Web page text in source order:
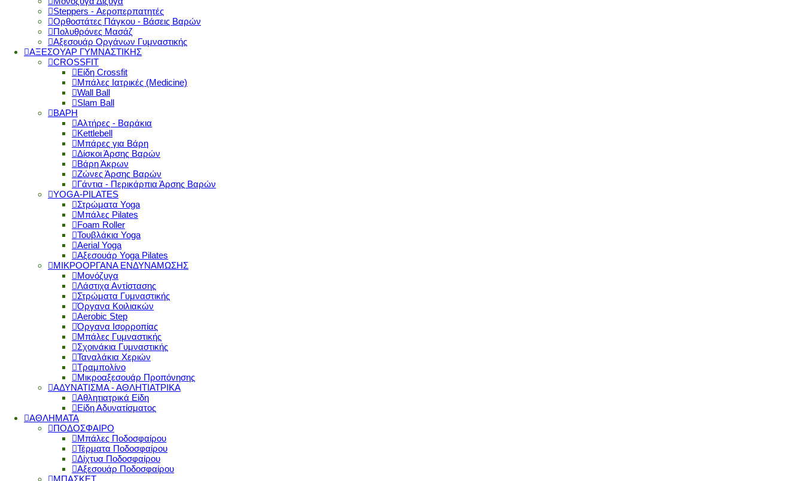
Steppers - Αεροπερπατητές
Ορθοστάτες Πάγκου - Βάσεις Βαρών
Πολυθρόνες Μασάζ
Αξεσουάρ Οργάνων Γυμναστικής
ΑΞΕΣΟΥΑΡ ΓΥΜΝΑΣΤΙΚΗΣ
CROSSFIT
Είδη Crossfit
Μπάλες Ιατρικές (Medicine)
Wall Ball
Slam Ball
ΒΑΡΗ
Αλτήρες - Βαράκια
Kettlebell
Μπάρες για Βάρη
Δίσκοι Άρσης Βαρών
Βάρη Άκρων
Ζώνες Άρσης Βαρών
Γάντια - Περικάρπια Άρσης Βαρών
YOGA-PILATES
Στρώματα Yoga
Μπάλες Pilates
Foam Roller
Τουβλάκια Yoga
Aerial Yoga
Αξεσουάρ Yoga Pilates
ΜΙΚΡΟΟΡΓΑΝΑ ΕΝΔΥΝΑΜΩΣΗΣ
Μονόζυγα
Λάστιχα Αντίστασης
Στρώματα Γυμναστικής
Όργανα Κοιλιακών
Aerobic Step
Όργανα Ισορροπίας
Μπάλες Γυμναστικής
Σχοινάκια Γυμναστικής
Ταναλάκια Χεριών
Τραμπολίνο
Μικροαξεσουάρ Προπόνησης
ΑΔΥΝΑΤΙΣΜΑ - ΑΘΛΗΤΙΑΤΡΙΚΑ
Αθλητιατρικά Είδη
Είδη Αδυνατίσματος
ΑΘΛΗΜΑΤΑ
ΠΟΔΟΣΦΑΙΡΟ
Μπάλες Ποδοσφαίρου
Τέρματα Ποδοσφαίρου
Δίχτυα Ποδοσφαίρου
Αξεσουάρ Ποδοσφαίρου